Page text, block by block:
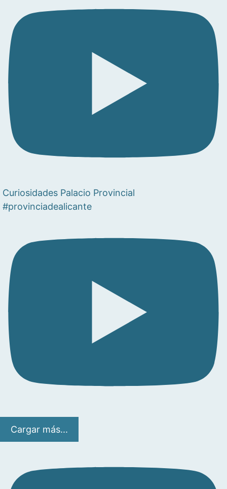
Curiosidades Palacio Provincial
#provinciadealicante
Cargar más...